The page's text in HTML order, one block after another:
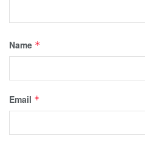
Name *
Email *